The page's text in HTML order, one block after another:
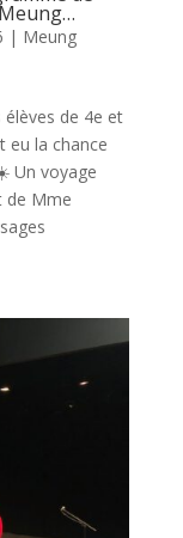
| Meung
élèves de 4e et
eu la chance
Un voyage
de Mme